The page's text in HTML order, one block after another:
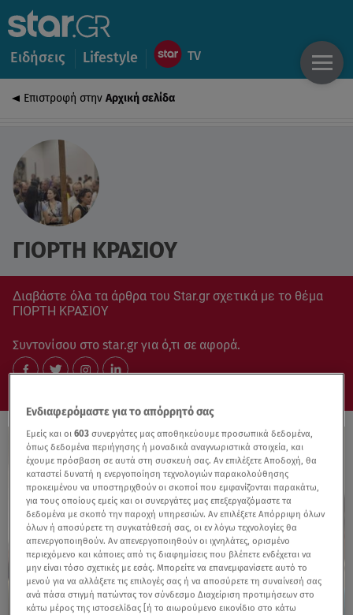
Ειδήσεις Lifestyle
Επιστροφή στην Αρχική σελίδα
ΓΙΟΡΤΗ ΚΡΑΣΙΟΥ
Διαβάστε όλα τα άρθρα του Star.gr σχετικά με το θέμα
ΓΙΟΡΤΗ ΚΡΑΣΙΟΥ
Συντονίσου στο star.gr για ό,τι σε αφορά.
Ενδιαφερόμαστε για το απόρρητό σας
Εμείς και οι603 συνεργάτες μας αποθηκεύουμε προσωπικά δεδομένα,
όπως δεδομένα περιήγησης ή μοναδικά αναγνωριστικά στοιχεία, και
έχουμε πρόσβαση σε αυτά στη συσκευή σας. Αν επιλέξετε Αποδοχή, θα
καταστεί δυνατή η ενεργοποίηση τεχνολογιών παρακολούθησης
προκειμένου να υποστηριχθούν οι σκοποί που εμφανίζονται παρακάτω,
για τους οποίους εμείς και οι συνεργάτες μας επεξεργαζόμαστε τα
δεδομένα με σκοπό την παροχή υπηρεσιών. Αν επιλέξετε Απόρριψη όλων
όλων ή αποσύρετε τη συγκατάθεσή σας, οι εν λόγω τεχνολογίες θα
απενεργοποιηθούν. Αν απενεργοποιηθούν οι ιχνηλάτες, ορισμένο
περιεχόμενο και κάποιες από τις διαφημίσεις που βλέπετε ενδέχεται να
μην είναι τόσο σχετικές με εσάς. Μπορείτε να επανεμφανίσετε αυτό το
μενού για να αλλάξετε τις επιλογές σας ή να αποσύρετε τη συναίνεσή σας
ανά πάσα στιγμή πατώντας τον σύνδεσμο Διαχείριση προτιμήσεων στο
κάτω μέρος της ιστοσελίδας [ή το αιωρούμενο εικονίδιο στο κάτω